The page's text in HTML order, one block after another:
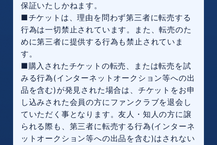
保証いたしかねます。
■チケットは、理由を問わず第三者に転売する
行為は一切禁止されています。また、転売のた
めに第三者に提供する行為も禁止されていま
す。
■購入されたチケットの転売、または転売を試
みる行為(インターネットオークション等への出
品を含む)が発見された場合は、チケットをお申
し込みされた会員の方にファンクラブを退会し
ていただく事となります。友人・知人の方に譲
られる際も、第三者に転売する行為(インターネ
ットオークション等への出品を含む)はされない